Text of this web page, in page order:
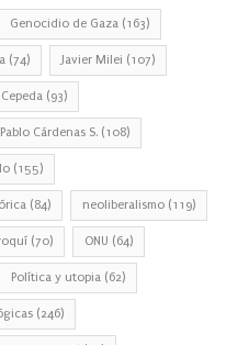
Genocidio de Gaza (163)
(74) Javier Milei (107)
(93)
Cárdenas S. (108)
(155)
(84) neoliberalismo (119)
(70) ONU (64)
Política y utopia (62)
(246)